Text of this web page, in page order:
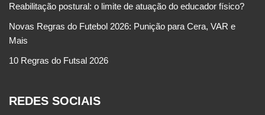
Reabilitação postural: o limite de atuação do educador físico?
Novas Regras do Futebol 2026: Punição para Cera, VAR e
Mais
10 Regras do Futsal 2026
REDES SOCIAIS